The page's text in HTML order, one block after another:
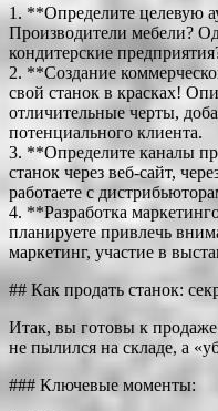
1. **Определите целевую
Производители мебели?
кондитерские
2. **Создание
свой станок в красках!
отличительные черты,
потенциального клиента.
3. **Определите каналы
станок через веб-сайт,
работаете с
4. **Разработка
планируете привлечь
маркетинг, участие в
## Как продать станок:
Итак, вы готовы к
не пылился на складе, а
### Ключевые моменты: